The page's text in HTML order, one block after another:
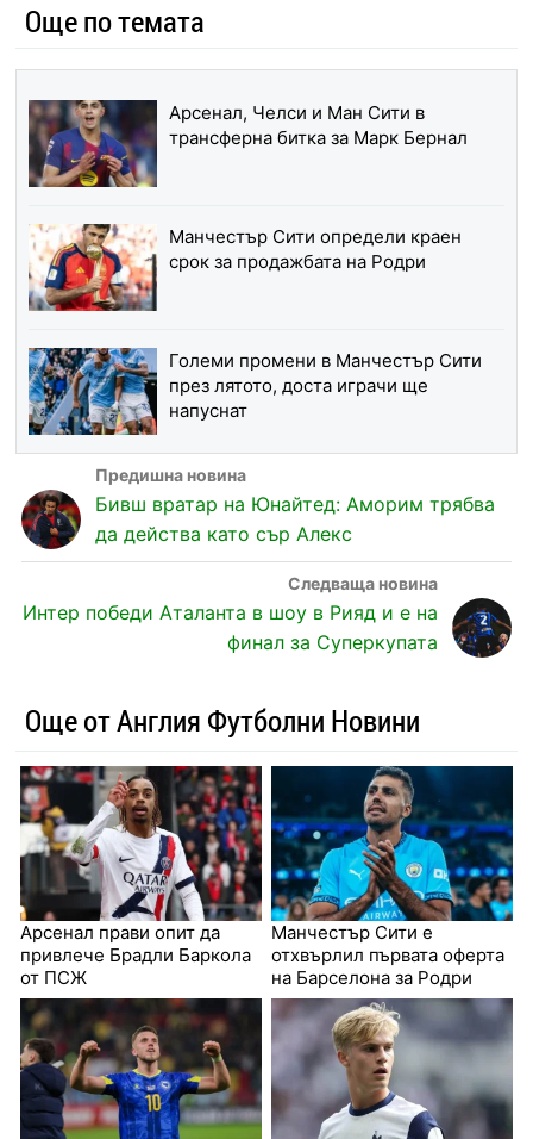
Още по темата
Арсенал, Челси и Ман Сити в
трансферна битка за Марк Бернал
Манчестър Сити определи краен
срок за продажбата на Родри
Големи промени в Манчестър Сити
през лятото, доста играчи ще
напуснат
Бивш вратар на Юнайтед: Аморим трябва
да действа като сър Алекс
Интер победи Аталанта в шоу в Рияд и е на
финал за Суперкупата
Още от Англия Футболни Новини
Арсенал прави опит да
привлече Брадли Баркола
от ПСЖ
Манчестър Сити е
отхвърлил първата оферта
на Барселона за Родри